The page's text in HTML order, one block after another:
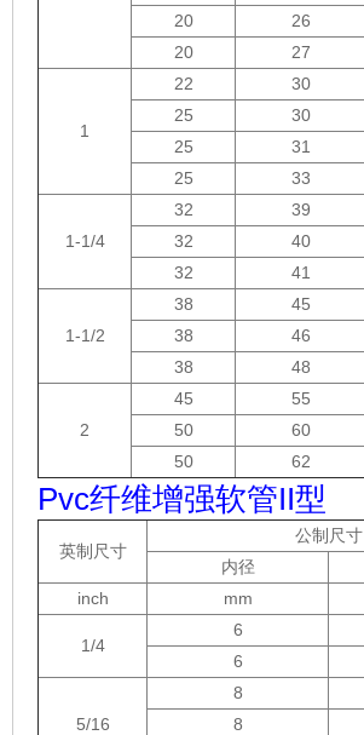
20
26
20
27
1
22 30
25
30
25
31
25
33
1-1/4
32 39
32
40
32
41
1-1/2
38 45
38
46
38
48
2
45 55
50
60
50
62
Pvc纤维增强软管II型
英制尺寸
公制尺寸
内径
inch
mm
1/4
6
6
5/16
8
8